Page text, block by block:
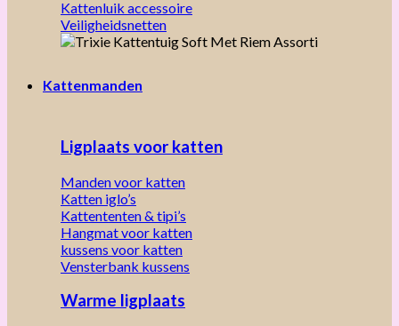
Kattenluik accessoire
Veiligheidsnetten
Kattenmanden
Ligplaats voor katten
Manden voor katten
Katten iglo’s
Kattententen & tipi’s
Hangmat voor katten
kussens voor katten
Vensterbank kussens
Warme ligplaats